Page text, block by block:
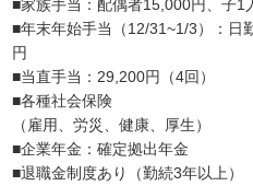
■家族手当：配偶者15,000円、子1
■年末年始手当（12/31~1/3）：日
円
■当直手当：29,200円（4回）
■各種社会保険
（雇用、労災、健康、厚生）
■企業年金：確定拠出年金
■退職金制度あり（勤続3年以上）